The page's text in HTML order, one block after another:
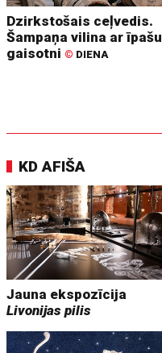
Dzirkstošais ceļvedis.
Šampaņa vilina ar īpašu
gaisotni © DIENA
KD AFIŠA
Jauna ekspozīcija
Livonijas pilis